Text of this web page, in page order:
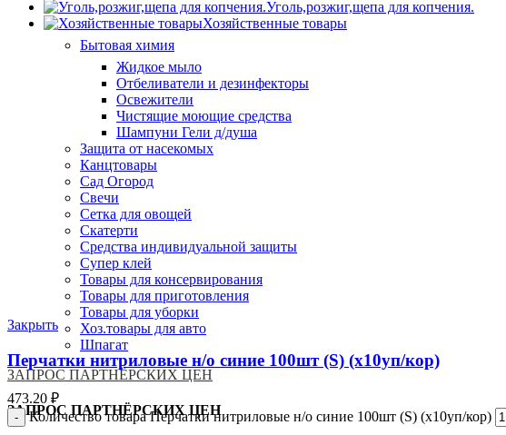
Уголь,розжиг,щепа для копчения.
Хозяйственные товары
Бытовая химия
Жидкое мыло
Отбеливатели и дезинфекторы
Освежители
Чистящие моющие средства
Шампуни Гели д/душа
Защита от насекомых
Канцтовары
Сад Огород
Свечи
Сетка для овощей
Скатерти
Средства индивидуальной защиты
Супер клей
Товары для консервирования
Товары для приготовления
Товары для уборки
Хоз.товары для авто
Шпагат
ЗАПРОС ПАРТНЁРСКИХ ЦЕН
ЗАПРОС ПАРТНЁРСКИХ ЦЕН
Закрыть
Перчатки нитриловые н/о синие 100шт (S) (х10уп/кор)
473.20 ₽
Количество товара Перчатки нитриловые н/о синие 100шт (S) (х10уп/кор)